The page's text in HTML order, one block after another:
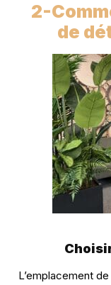
2-
de
L’emplacement